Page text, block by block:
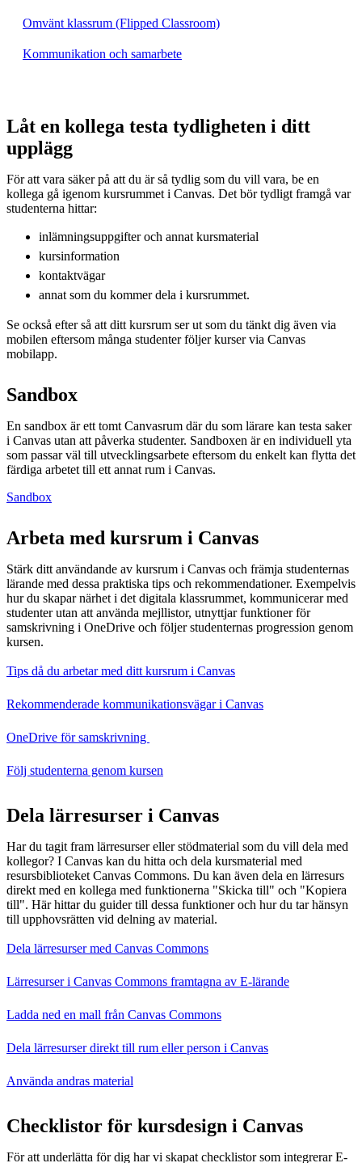
Omvänt klassrum (Flipped Classroom)
Kommunikation och samarbete
Låt en kollega testa tydligheten i ditt
upplägg
För att vara säker på att du är så tydlig som du vill vara, be en
kollega gå igenom kursrummet i Canvas. Det bör tydligt framgå var
studenterna hittar:
inlämningsuppgifter och annat kursmaterial
kursinformation
kontaktvägar
annat som du kommer dela i kursrummet.
Se också efter så att ditt kursrum ser ut som du tänkt dig även via
mobilen eftersom många studenter följer kurser via Canvas
mobilapp.
Sandbox
En sandbox är ett tomt Canvasrum där du som lärare kan testa saker
i Canvas utan att påverka studenter. Sandboxen är en individuell yta
som passar väl till utvecklingsarbete eftersom du enkelt kan flytta det
färdiga arbetet till ett annat rum i Canvas.
Sandbox
Arbeta med kursrum i Canvas
Stärk ditt användande av kursrum i Canvas och främja studenternas
lärande med dessa praktiska tips och rekommendationer. Exempelvis
hur du skapar närhet i det digitala klassrummet, kommunicerar med
studenter utan att använda mejllistor, utnyttjar funktioner för
samskrivning i OneDrive och följer studenternas progression genom
kursen.
Tips då du arbetar med ditt kursrum i Canvas
Rekommenderade kommunikationsvägar i Canvas
OneDrive för samskrivning
Följ studenterna genom kursen
Dela lärresurser i Canvas
Har du tagit fram lärresurser eller stödmaterial som du vill dela med
kollegor? I Canvas kan du hitta och dela kursmaterial med
resursbiblioteket Canvas Commons. Du kan även dela en lärresurs
direkt med en kollega med funktionerna "Skicka till" och "Kopiera
till". Här hittar du guider till dessa funktioner och hur du tar hänsyn
till upphovsrätten vid delning av material.
Dela lärresurser med Canvas Commons
Lärresurser i Canvas Commons framtagna av E-lärande
Ladda ned en mall från Canvas Commons
Dela lärresurser direkt till rum eller person i Canvas
Använda andras material
Checklistor för kursdesign i Canvas
För att underlätta för dig har vi skapat checklistor som integrerar E-